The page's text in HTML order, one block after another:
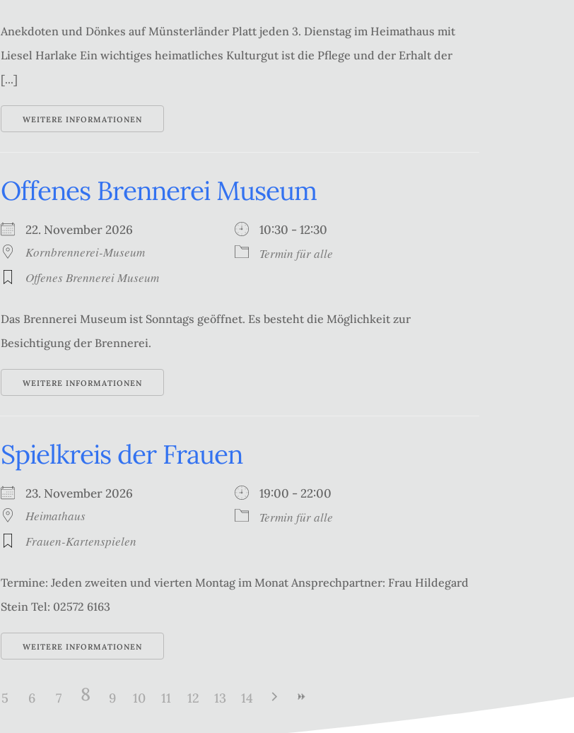
Anekdoten und Dönkes auf Münsterländer Platt jeden 3. Dienstag im Heimathaus mit
Liesel Harlake Ein wichtiges heimatliches Kulturgut ist die Pflege und der Erhalt der
[...]
WEITERE INFORMATIONEN
Offenes Brennerei Museum
22. November 2026 10:30 - 12:30
Kornbrennerei-Museum
Termin für alle
Offenes Brennerei Museum
Das Brennerei Museum ist Sonntags geöffnet. Es besteht die Möglichkeit zur
Besichtigung der Brennerei.
WEITERE INFORMATIONEN
Spielkreis der Frauen
23. November 2026 19:00 - 22:00
Heimathaus
Termin für alle
Frauen-Kartenspielen
Termine: Jeden zweiten und vierten Montag im Monat Ansprechpartner: Frau Hildegard
Stein Tel: 02572 6163
WEITERE INFORMATIONEN
5 6 7 8 9 10 11 12 13 14